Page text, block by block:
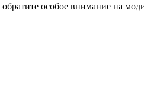
обратите особое внимание на